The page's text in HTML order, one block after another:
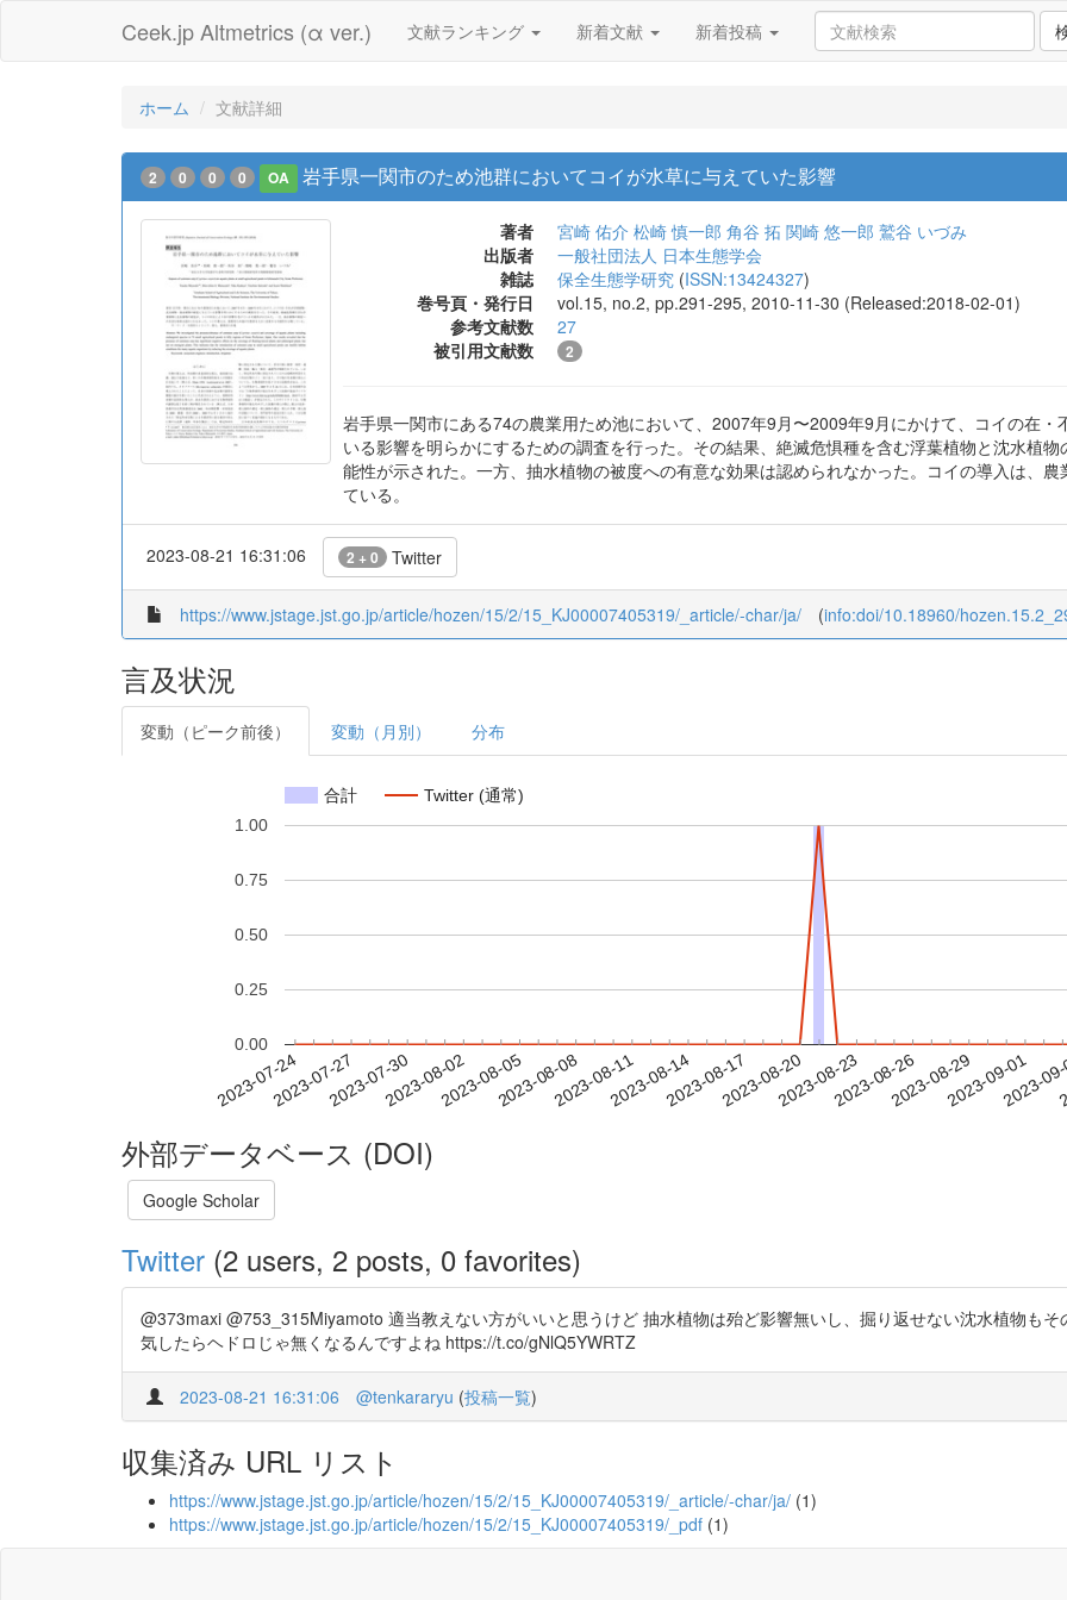
Ceek.jp Altmetrics (α ver.) 文献ランキング 新着文献 新着投稿
ホーム 文献詳細
2 0 0 0 OA 岩手県一関市のため池群においてコイが水草に与えていた影響
著者 宮崎 佑介 松崎 慎一郎 角谷 拓 関崎 悠一郎 鷲谷 いづみ
出版者
一般社団法人 日本生態学会
雑誌
保全生態学研究 (ISSN:13424327)
巻号頁・発行日
vol.15, no.2, pp.291-295, 2010-11-30 (Released:2018-02-01)
参考文献数
27
被引用文献数
2
岩手県一関市にある74の農業用ため池において、2007年9月〜2009年9月にかけて、コイの在
いる影響を明らかにするための調査を行った。その結果、絶滅危惧種を含む浮葉植物と沈水植
能性が示された。一方、抽水植物の被度への有意な効果は認められなかった。コイの導入は、
ている。
2023-08-21 16:31:06 2 + 0 Twitter
https://www.jstage.jst.go.jp/article/hozen/15/2/15_KJ00007405319/_article/-char/ja/ (info:doi/10.18960/
言及状況
変動（ピーク前後） 変動（月別） 分布
合計 Twitter (通常)
2023-07-242023-07-272023-07-302023-08-022023-08-052023-08-082023-08-112023-08-142023-08-172023-08-202023-08-232023-08-262023-08-292023-09-01
2023-
0.00
0.25
0.50
0.75
1.00
外部データベース (DOI)
Google Scholar
Twitter (2 users, 2 posts, 0 favorites)
@373maxi @753_315Miyamoto 適当教えない方がいいと思うけど 抽水植物は殆ど影響無いし、掘り返せない沈水植物も
気したらヘドロじゃ無くなるんですよね https://t.co/gNlQ5YWRTZ
2023-08-21 16:31:06 @tenkararyu (投稿一覧)
収集済み URL リスト
https://www.jstage.jst.go.jp/article/hozen/15/2/15_KJ00007405319/_article/-char/ja/ (1)
https://www.jstage.jst.go.jp/article/hozen/15/2/15_KJ00007405319/_pdf (1)